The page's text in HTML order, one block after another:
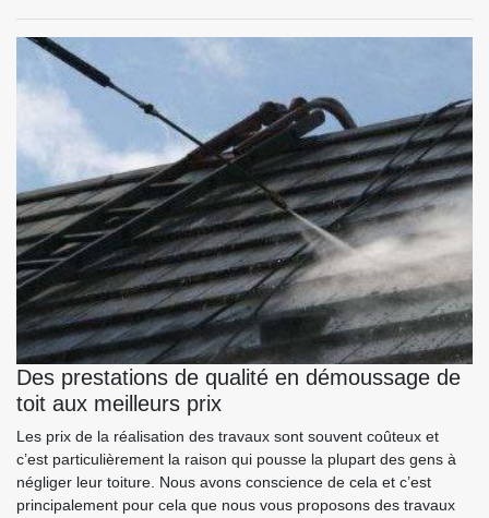
Des prestations de qualité en démoussage de
toit aux meilleurs prix
Les prix de la réalisation des travaux sont souvent coûteux et
c’est particulièrement la raison qui pousse la plupart des gens à
négliger leur toiture. Nous avons conscience de cela et c’est
principalement pour cela que nous vous proposons des travaux